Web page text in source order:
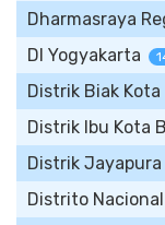
Dharmasraya
DI Yogyakarta
Distrik Biak
Distrik Ibu Kota
Distrik
Distrito Nacional